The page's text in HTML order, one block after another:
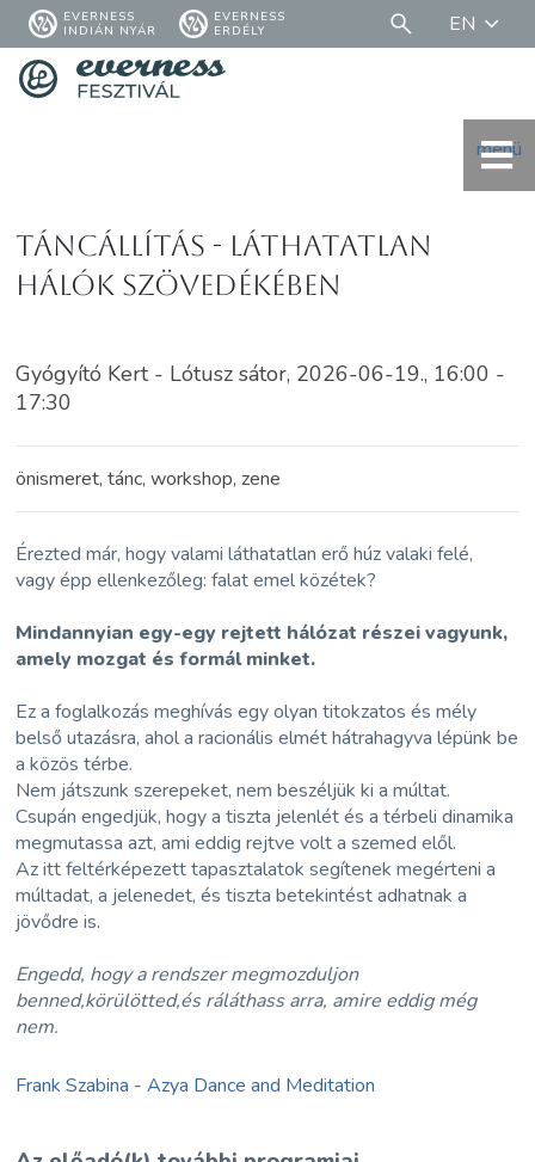
EVERNESS
INDIÁN NYÁR
EVERNESS
ERDÉLY
EN
menü
Táncállítás - Láthatatlan
hálók szövedékében
Gyógyító Kert - Lótusz sátor, 2026-06-19., 16:00 -
17:30
önismeret, tánc, workshop, zene
Érezted már, hogy valami láthatatlan erő húz valaki felé,
vagy épp ellenkezőleg: falat emel közétek?
Mindannyian egy-egy rejtett hálózat részei vagyunk,
amely mozgat és formál minket.
Ez a foglalkozás meghívás egy olyan titokzatos és mély
belső utazásra, ahol a racionális elmét hátrahagyva lépünk be
a közös térbe.
Nem játszunk szerepeket, nem beszéljük ki a múltat.
Csupán engedjük, hogy a tiszta jelenlét és a térbeli dinamika
megmutassa azt, ami eddig rejtve volt a szemed elől.
Az itt feltérképezett tapasztalatok segítenek megérteni a
múltadat, a jelenedet, és tiszta betekintést adhatnak a
jövődre is.
Engedd, hogy a rendszer megmozduljon
benned,körülötted,és ráláthass arra, amire eddig még
nem.
Frank Szabina - Azya Dance and Meditation